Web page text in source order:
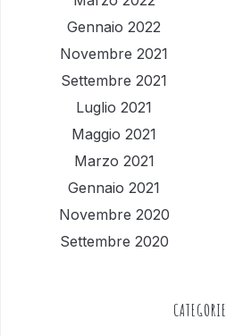
Gennaio 2022
Novembre 2021
Settembre 2021
Luglio 2021
Maggio 2021
Marzo 2021
Gennaio 2021
Novembre 2020
Settembre 2020
CATEGORIE